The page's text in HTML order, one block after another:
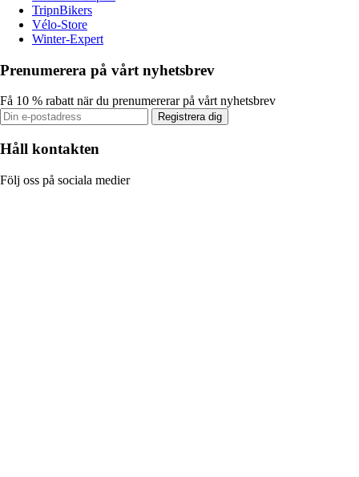
TripnBikers
Vélo-Store
Winter-Expert
Prenumerera på vårt nyhetsbrev
Få 10 % rabatt när du prenumererar på vårt nyhetsbrev
Registrera dig
Håll kontakten
Följ oss på sociala medier